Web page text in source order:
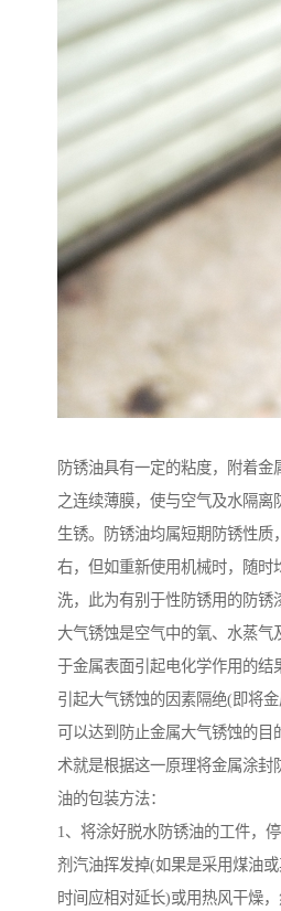
防锈油具有一定的粘度，附着金
之连续薄膜，使与空气及水隔离
生锈。防锈油均属短期防锈性质
右，但如重新使用机械时，随时
洗，此为有别于性防锈用的防锈
大气锈蚀是空气中的氧、水蒸气
于金属表面引起电化学作用的结
引起大气锈蚀的因素隔绝(即将
可以达到防止金属大气锈蚀的目
术就是根据这一原理将金属涂封
油的包装方法：
1、将涂好脱水防锈油的工件，
剂汽油挥发掉(如果是采用煤油
时间应相对延长)或用热风干燥，